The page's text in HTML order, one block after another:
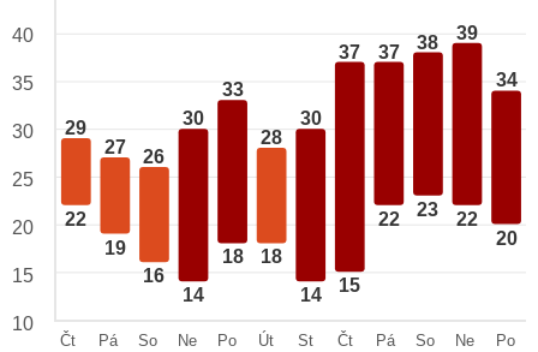
29
22
27
19
26
16
30
14
33
18
28
18
30
14
37
15
37
22
38
23
39
22
34
20
40
35
30
25
20
15
10
Čt
Pá
So
Ne
Po
Út
St
Čt
Pá
So
Ne
Po